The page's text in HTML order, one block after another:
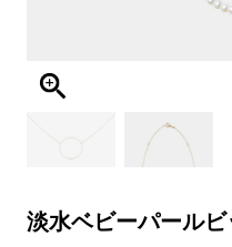
淡水ベビーパール